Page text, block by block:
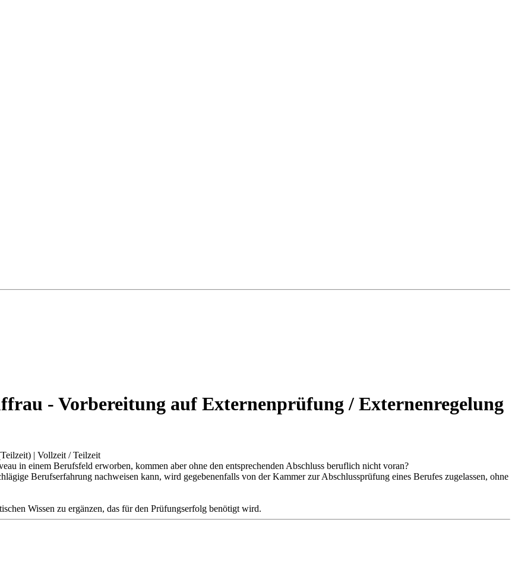
- Vorbereitung auf Externenprüfung / Externenregelung
| Vollzeit / Teilzeit
in einem Berufsfeld erworben, kommen aber ohne den entsprechenden Abschluss beruflich nicht voran?
Berufserfahrung nachweisen kann, wird gegebenenfalls von der Kammer zur Abschlussprüfung eines Berufes zugelassen, ohne
Wissen zu ergänzen, das für den Prüfungserfolg benötigt wird.